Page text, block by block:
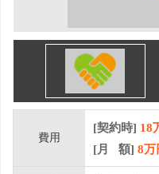
費用
[契約時] 18
[月 額] 8万